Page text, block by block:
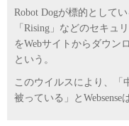
Robot Dogが標的として
「Rising」などのセキュ
をWebサイトからダウン
という。
このウイルスにより、「
被っている」とWebsense